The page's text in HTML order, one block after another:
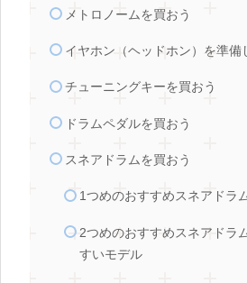
メトロノームを買おう
イヤホン（ヘッドホン）を準備
チューニングキーを買おう
ドラムペダルを買おう
スネアドラムを買おう
1つめのおすすめスネアドラ
2つめのおすすめスネアドラ
すいモデル